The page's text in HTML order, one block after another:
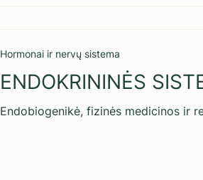
ENDOKRININĖS
Endobiogenikė, fizinės medicinos ir
Hormonai ir nervų sistema